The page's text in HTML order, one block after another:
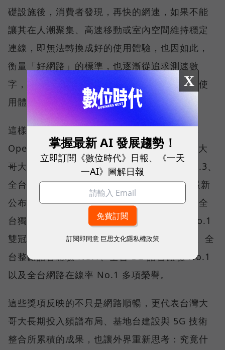
礎設施後，消費者發現，再快的網速，如果不能
讓其在人潮聚集、高速移動或室內空間維持穩定
連線，即無法轉換成好的使用體驗，也因如此，
衡量「好網路」的標準，也逐漸從追求測速數
字，轉向任何時間、任何地點都能穩定連線的使
用體驗。
這樣的轉變，也反映在國際權威網路分析機構
Opensignal 公布的評比結果。今年初，台灣大
哥大不僅率先奪下「 4G／5G 在線率全球 No.3、
全台 No.1 」國際級榮譽，在 Opensignal 最新
公布的台灣行動網路體驗報告中，更一舉斬獲全
台獨有的「可靠性體驗」與「品質一致性」No.1
雙冠王，同時，包辦全台整體影音體驗 No.1、全
台整體語音體驗 No.1、全台 5G 語音體驗 No.1
以及全台網路在線率 No.1 多項榮譽。
這些獎項反映的不只是網路順暢，更代表台灣大
哥大長期投入頻譜布局、基地台建設與 5G 技術
整合所累積的成果，也讓外界重新思考：究竟什
X
掌握最新 AI 發展趨勢！
立即訂閱《數位時代》日報、《一天
一AI》圖解日報
訂閱即同意 巨思文化隱私權政策